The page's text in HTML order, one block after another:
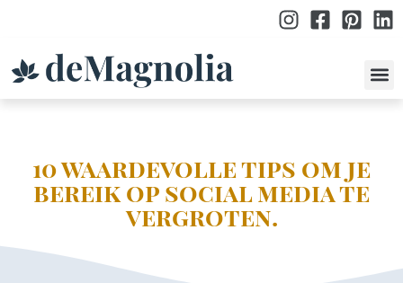
10 waardevolle tips om je
bereik op social media te
vergroten.